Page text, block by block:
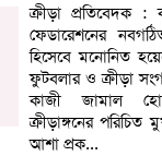
ক্রীড়া প্রতিবেদক :
ফেডারেশনের
হিসেবে মনোনিত
ফুটবলার ও ক্রীড়া
কাজী জামাল
ক্রীড়াঙ্গনের পরিচিত
আশা প্রক...